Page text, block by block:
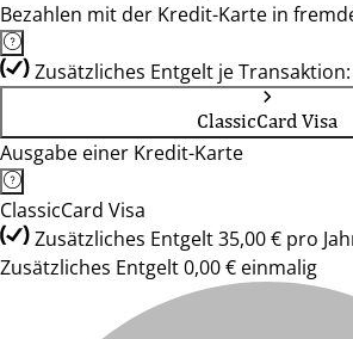
Bezahlen mit der Kredit-Karte in
Zusätzliches Entgelt je Transaktion:
ClassicCard Visa
Ausgabe einer Kredit-Karte
ClassicCard Visa
Zusätzliches Entgelt 35,00 € pro
Zusätzliches Entgelt 0,00 € einmalig